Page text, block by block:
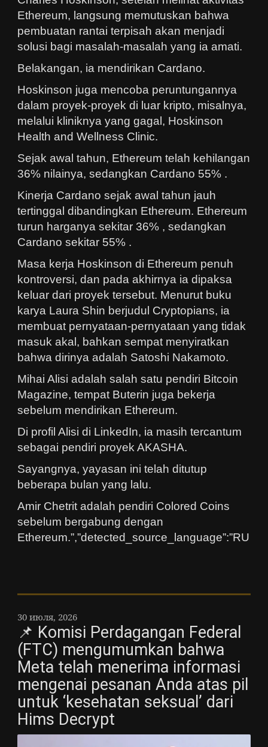
Ethereum, langsung memutuskan bahwa
pembuatan rantai terpisah akan menjadi
solusi bagi masalah-masalah yang ia amati.
Belakangan, ia mendirikan Cardano.
Hoskinson juga mencoba peruntungannya
dalam proyek-proyek di luar kripto, misalnya,
melalui kliniknya yang gagal, Hoskinson
Health and Wellness Clinic.
Sejak awal tahun, Ethereum telah kehilangan
36% nilainya, sedangkan Cardano 55% .
Kinerja Cardano sejak awal tahun jauh
tertinggal dibandingkan Ethereum. Ethereum
turun harganya sekitar 36% , sedangkan
Cardano sekitar 55% .
Masa kerja Hoskinson di Ethereum penuh
kontroversi, dan pada akhirnya ia dipaksa
keluar dari proyek tersebut. Menurut buku
karya Laura Shin berjudul Cryptopians, ia
membuat pernyataan-pernyataan yang tidak
masuk akal, bahkan sempat menyiratkan
bahwa dirinya adalah Satoshi Nakamoto.
Mihai Alisi adalah salah satu pendiri Bitcoin
Magazine, tempat Buterin juga bekerja
sebelum mendirikan Ethereum.
Di profil Alisi di LinkedIn, ia masih tercantum
sebagai pendiri proyek AKASHA.
Sayangnya, yayasan ini telah ditutup
beberapa bulan yang lalu.
Amir Chetrit adalah pendiri Colored Coins
sebelum bergabung dengan
Ethereum.”,”detected_source_language”:”RU
30 июля, 2026
📌 Komisi Perdagangan Federal
(FTC) mengumumkan bahwa
Meta telah menerima informasi
mengenai pesanan Anda atas pil
untuk ‘kesehatan seksual’ dari
Hims Decrypt